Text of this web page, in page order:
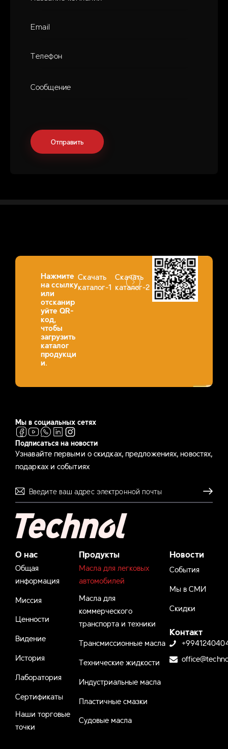
Нажмите
на ссылку
или
отсканир
уйте QR-
код,
чтобы
загрузить
каталог
продукци
и.
Скачать
каталог-1
Скачать
каталог-2
Мы в социальных сетях
Подписаться на новости
Узнавайте первыми о скидках, предложениях, новостях,
подарках и событиях
О нас
Общая
информация
Миссия
Ценности
Видение
История
Лаборатория
Сертификаты
Наши торговые
точки
Продукты
Масла для легковых
автомобилей
Масла для
коммерческого
транспорта и техники
Трансмиссионные масла
Технические жидкости
Индустриальные масла
Пластичные смазки
Судовые масла
Новости
События
Мы в СМИ
Скидки
Контакт